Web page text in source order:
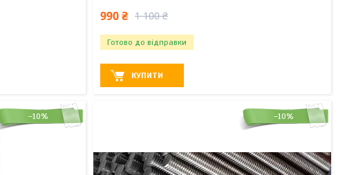
990 ₴ 1 100 ₴
Готово до відправки
КУПИТИ
–10% –10%